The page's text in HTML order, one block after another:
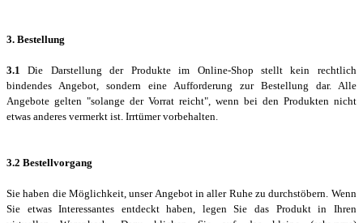
3. Bestellung
3.1 Die Darstellung der Produkte im Online-Shop stellt kein rechtlich
bindendes Angebot, sondern eine Aufforderung zur Bestellung dar. Alle
Angebote gelten "solange der Vorrat reicht", wenn bei den Produkten nicht
etwas anderes vermerkt ist. Irrtümer vorbehalten.
3.2 Bestellvorgang
Sie haben die Möglichkeit, unser Angebot in aller Ruhe zu durchstöbern. Wenn
Sie etwas Interessantes entdeckt haben, legen Sie das Produkt in Ihren